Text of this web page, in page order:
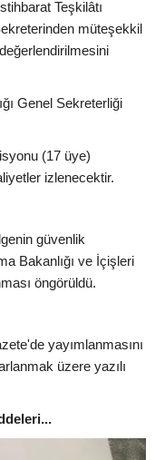
Teşkilâtı
müteşekkil
Genel Sekreterliği
(17 üye)
izlenecektir.
güvenlik
Bakanlığı ve İçişleri
öngörüldü.
yayımlanmasını
üzere yazılı